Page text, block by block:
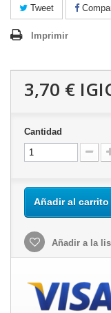
Tweet
Imprimir
3,70 €
Cantidad
Añadir al carrito
Añadir a la